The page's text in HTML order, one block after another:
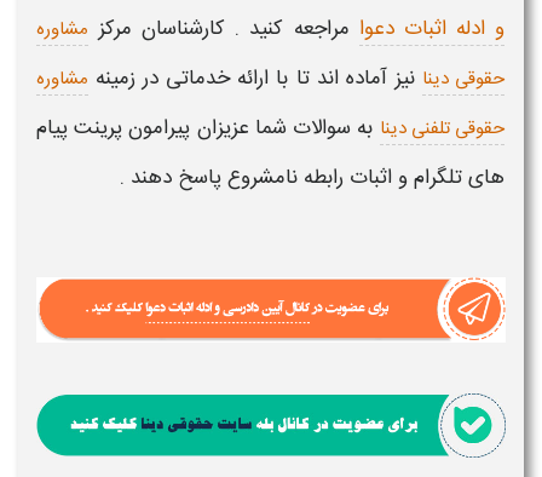
و ادله اثبات دعوا مراجعه کنید . کارشناسان مرکز مشاوره
حقوقی دینا نیز آماده اند تا با ارائه خدماتی در زمینه مشاوره
حقوقی تلفنی دینا به سوالات شما عزیزان پیرامونپرینت پیام
های تلگرام و اثبات رابطه نامشروعپاسخ دهند .